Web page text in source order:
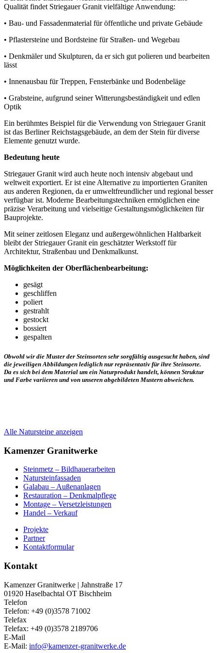
Qualität findet Striegauer Granit vielfältige Anwendung:
• Bau- und Fassadenmaterial für öffentliche und private Gebäude
• Pflastersteine und Bordsteine für Straßen- und Wegebau
• Denkmäler und Skulpturen, da er sich gut polieren und bearbeiten
lässt
• Innenausbau für Treppen, Fensterbänke und Bodenbeläge
• Grabsteine, aufgrund seiner Witterungsbeständigkeit und edlen
Optik
Ein berühmtes Beispiel für die Verwendung von Striegauer Granit
ist das Berliner Reichstagsgebäude, an dem der Stein für diverse
Elemente genutzt wurde.
Bedeutung heute
Striegauer Granit wird auch heute noch intensiv abgebaut und
weltweit exportiert. Er ist eine Alternative zu importierten Graniten
aus anderen Regionen, da erumweltfreundlicherund regional besser
verfügbar ist. Moderne Bearbeitungstechniken ermöglichen eine
präzise Verarbeitung und vielseitige Gestaltungsmöglichkeiten für
Bauprojekte.
Mit seinerzeitlosen Eleganz und außergewöhnlichen Haltbarkeit
bleibt der Striegauer Granit ein geschätzter Werkstoff für
Architektur, Straßenbau und Denkmalkunst.
Möglichkeiten der Oberflächenbearbeitung:
gesägt
geschliffen
poliert
gestrahlt
gestockt
bossiert
gespalten
Obwohl wir die Muster der Steinsorten sehr sorgfältig ausgesucht haben, sind
die jeweiligen Abbildungen lediglich nur repräsentativ für ihre Steinsorte.
Da es sich bei dem Material um ein Naturprodukt handelt, können Struktur
und Farbe variieren und von unseren abgebildeten Mustern abweichen.
Alle Natursteine anzeigen
Kamenzer Granitwerke
Steinmetz – Bildhauerarbeiten
Natursteinfassaden
Galabau – Außenanlagen
Restauration – Denkmalpflege
Montage – Versetzleistungen
Handel – Verkauf
Projekte
Partner
Kontaktformular
Kontakt
Kamenzer Granitwerke | Jahnstraße 17
01920 Haselbachtal OT Bischheim
Telefon
Telefon: +49 (0)3578 71002
Telefax
Telefax: +49 (0)3578 2189706
E-Mail
E-Mail: info@kamenzer-granitwerke.de